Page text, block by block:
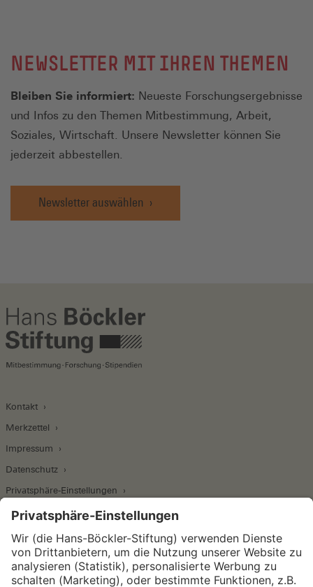
NEWSLETTER MIT IHREN THEMEN
Bleiben Sie informiert: Neueste Forschungsergebnisse
und Infos zu den Themen Mitbestimmung, Arbeit,
Soziales, Wirtschaft. Unsere Newsletter können Sie
jederzeit abbestellen.
Newsletter auswählen
Kontakt
Merkzettel
Impressum
Datenschutz
Privatsphäre-Einstellungen
Wirtschafts- und Sozialwissenschaftliches Institut